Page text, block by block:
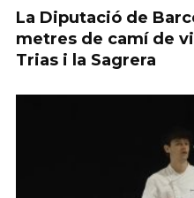
La Diputació de
metres de camí de
Trias i la Sagrera